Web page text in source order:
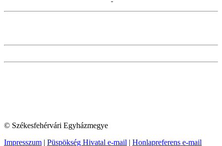
© Székesfehérvári Egyházmegye
Impresszum | Püspökség Hivatal e-mail | Honlapreferens e-mail